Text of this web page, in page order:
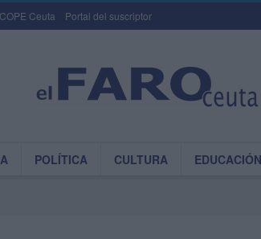
COPE Ceuta Portal del suscriptor
POLÍTICA CULTURA EDUCACIÓN